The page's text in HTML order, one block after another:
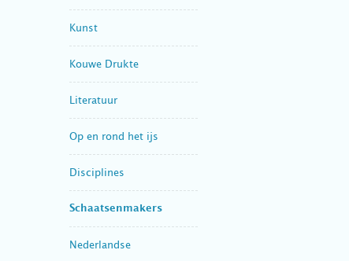
Kunst
Kouwe Drukte
Literatuur
Op en rond het ijs
Disciplines
Schaatsenmakers
Nederlandse